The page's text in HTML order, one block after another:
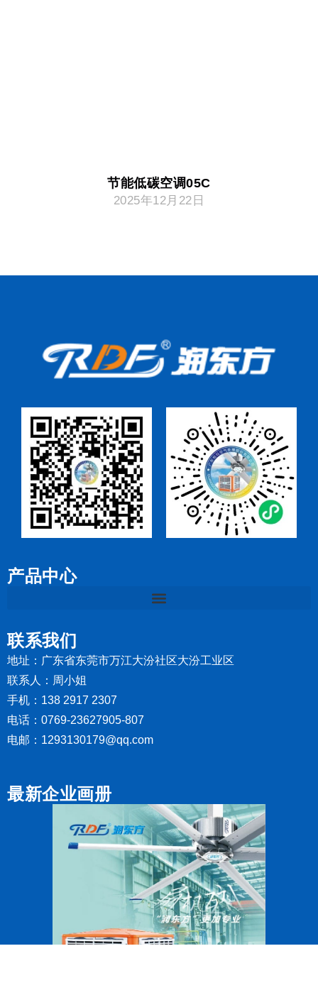
节能低碳空调05C
2025年12月22日
产品中心
联系我们
地址：广东省东莞市万江大汾社区大汾工业区
联系人：周小姐
手机：138 2917 2307
电话：0769-23627905-807
电邮：1293130179@qq.com
最新企业画册